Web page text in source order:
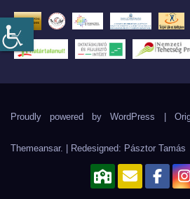
Proudly powered by WordPress
Themeansar. | Redesigned: Pásztor Tamás